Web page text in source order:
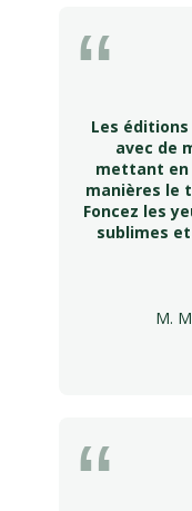
Les
avec de
mettant en
manières le
Foncez les
sublimes
M.